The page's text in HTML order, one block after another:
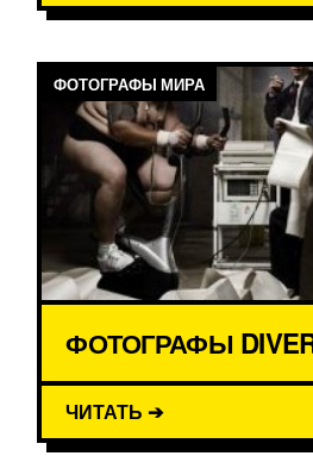
ФОТОГРАФЫ МИРА
ФОТОГРАФЫ
ЧИТАТЬ ➔